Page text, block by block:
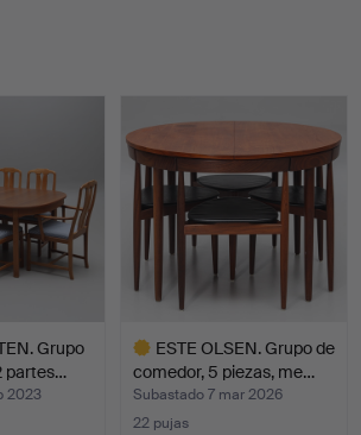
Grupo
partes…
2023
ESTE OLSEN. Grupo de
comedor, 5 piezas, me…
Subastado 7 mar 2026
22 pujas